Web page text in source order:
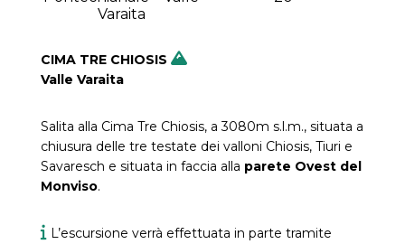
Varaita
CIMA TRE CHIOSIS
Valle Varaita
Salita alla Cima Tre Chiosis, a 3080m s.l.m., situata a
chiusura delle tre testate dei valloni Chiosis, Tiuri e
Savaresch e situata in faccia alla parete Ovest del
Monviso.
L’escursione verrà effettuata in parte tramite